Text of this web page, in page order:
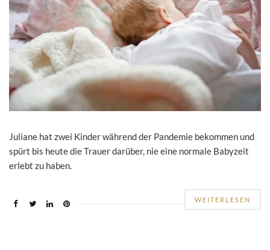
Juliane hat zwei Kinder während der Pandemie bekommen und
spürt bis heute die Trauer darüber, nie eine normale Babyzeit
erlebt zu haben.
WEITERLESEN